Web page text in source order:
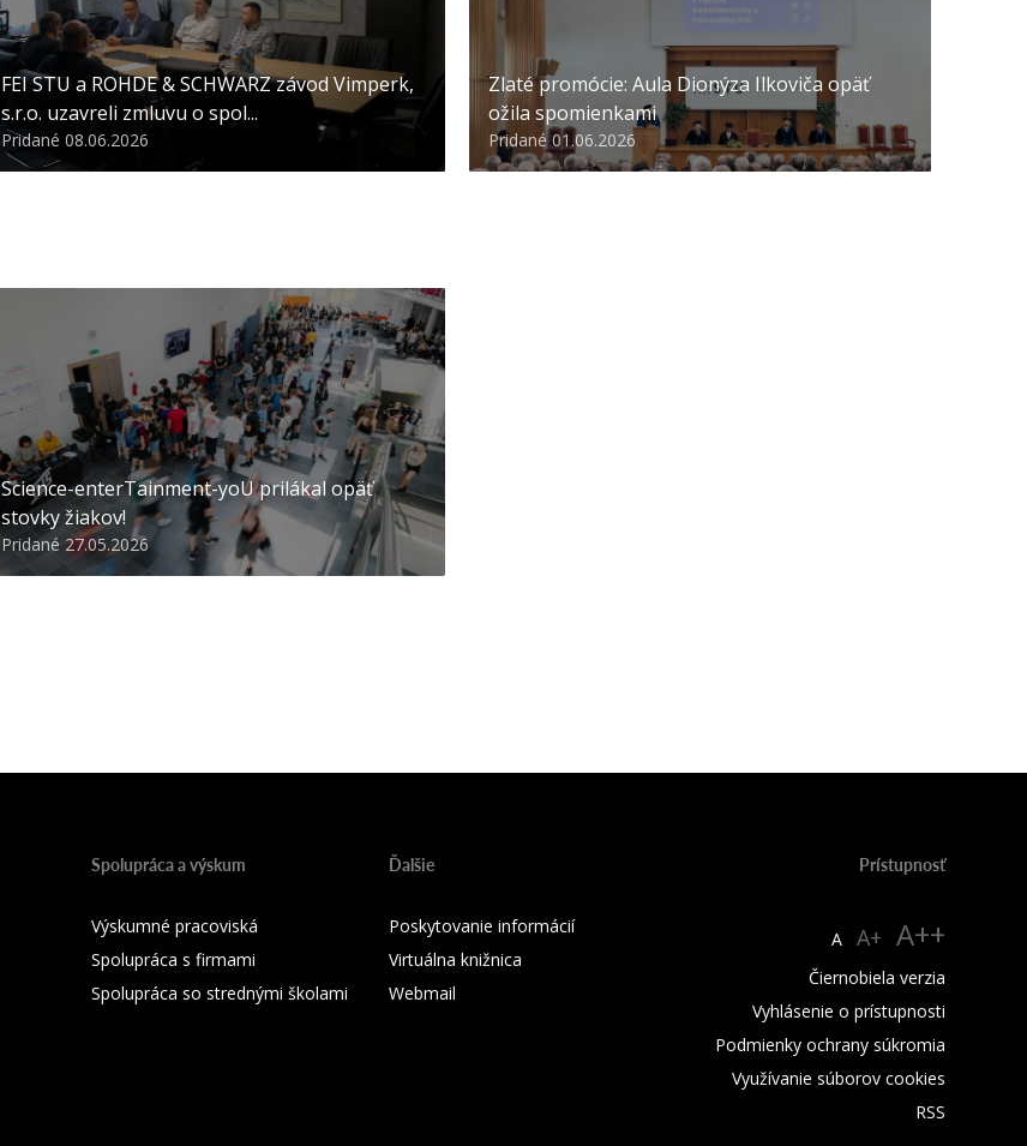
FEI STU a ROHDE & SCHWARZ závod Vimperk,
s.r.o. uzavreli zmluvu o spol...
Pridané 08.06.2026
Zlaté promócie: Aula Dionýza Ilkoviča opäť
ožila spomienkami
Pridané 01.06.2026
Science-enterTainment-yoU prilákal opäť
stovky žiakov!
Pridané 27.05.2026
Spolupráca a výskum
Výskumné pracoviská
Spolupráca s firmami
Spolupráca so strednými školami
Ďalšie
Poskytovanie informácií
Virtuálna knižnica
Webmail
Prístupnosť
A A+ A++
Čiernobiela verzia
Vyhlásenie o prístupnosti
Podmienky ochrany súkromia
Využívanie súborov cookies
RSS